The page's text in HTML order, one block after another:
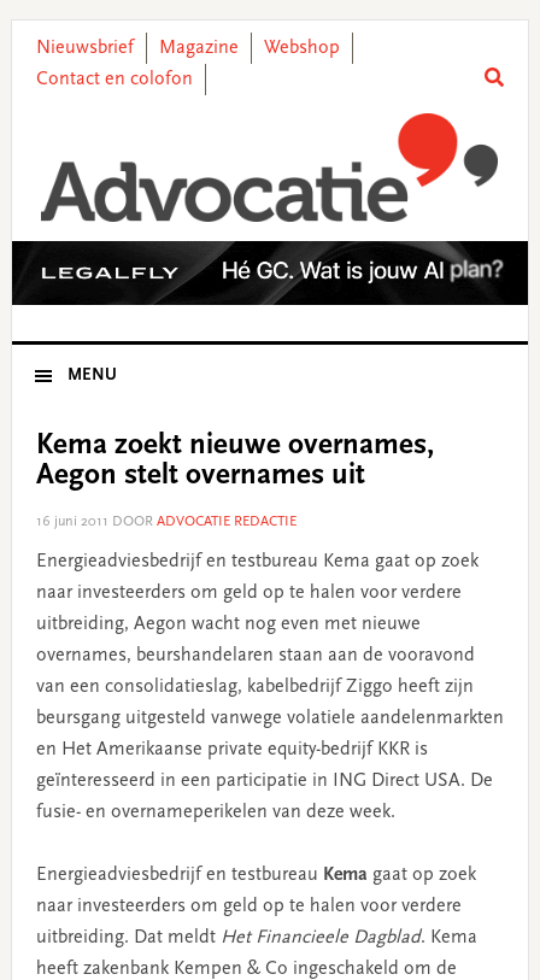
primary
main
primary
footer
Nieuwsbrief Magazine
Webshop
Contact en colofon
MENU
Kema zoekt nieuwe overnames,
Aegon stelt overnames uit
16 juni 2011 DOOR ADVOCATIE REDACTIE
Energieadviesbedrijf en testbureau Kema gaat op zoek
naar investeerders om geld op te halen voor verdere
uitbreiding, Aegon wacht nog even met nieuwe
overnames, beurshandelaren staan aan de vooravond
van een consolidatieslag, kabelbedrijf Ziggo heeft zijn
beursgang uitgesteld vanwege volatiele aandelenmarkten
en Het Amerikaanse private equity-bedrijf KKR is
geïnteresseerd in een participatie in ING Direct USA. De
fusie- en overnameperikelen van deze week.
Energieadviesbedrijf en testbureau Kema gaat op zoek
naar investeerders om geld op te halen voor verdere
uitbreiding. Dat meldt Het Financieele Dagblad. Kema
heeft zakenbank Kempen & Co ingeschakeld om de